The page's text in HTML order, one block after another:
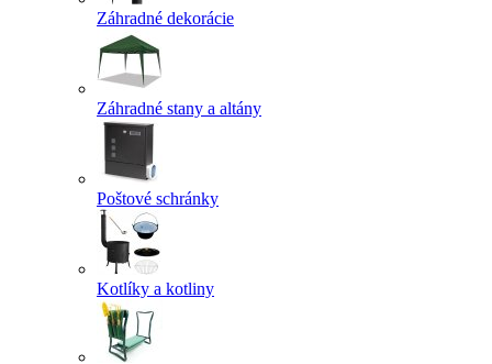
Záhradné dekorácie
Záhradné stany a altány
Poštové schránky
Kotlíky a kotliny